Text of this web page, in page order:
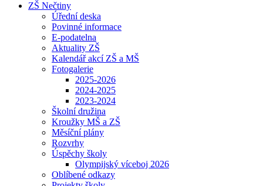
ZŠ Nečtiny
Úřední deska
Povinné informace
E-podatelna
Aktuality ZŠ
Kalendář akcí ZŠ a MŠ
Fotogalerie
2025-2026
2024-2025
2023-2024
Školní družina
Kroužky MŠ a ZŠ
Měsíční plány
Rozvrhy
Úspěchy školy
Olympijský víceboj 2026
Oblíbené odkazy